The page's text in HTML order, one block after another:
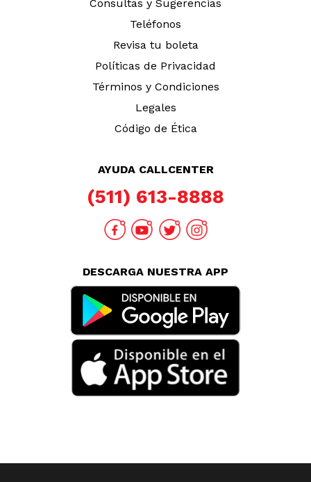
Consultas y Sugerencias
Teléfonos
Revisa tu boleta
Políticas de Privacidad
Términos y Condiciones
Legales
Código de Ética
AYUDA CALLCENTER
(511) 613-8888
DESCARGA NUESTRA APP